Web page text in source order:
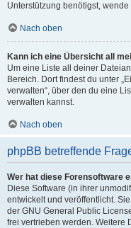
Unterstützung benötigst,
Nach oben
Kann ich eine Übersicht all
Um eine Liste all deiner
Bereich. Dort findest du unter
verwalten“, über den du eine
verwalten kannst.
Nach oben
phpBB betreffende
Wer hat diese Forensoftware
Diese Software (in ihrer
entwickelt und veröffentlicht.
der GNU General Public
frei vertrieben werden. Weitere